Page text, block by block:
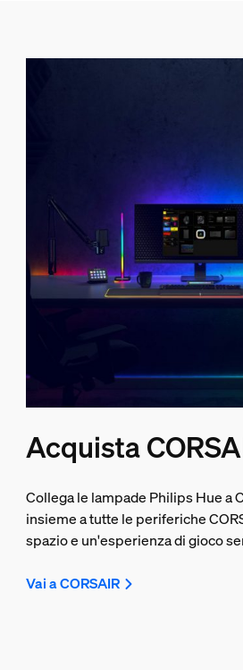
Acquista
Collega le lampade Philips Hue a
insieme a tutte le periferiche
spazio e un'esperienza di gioco
Vai a CORSAIR